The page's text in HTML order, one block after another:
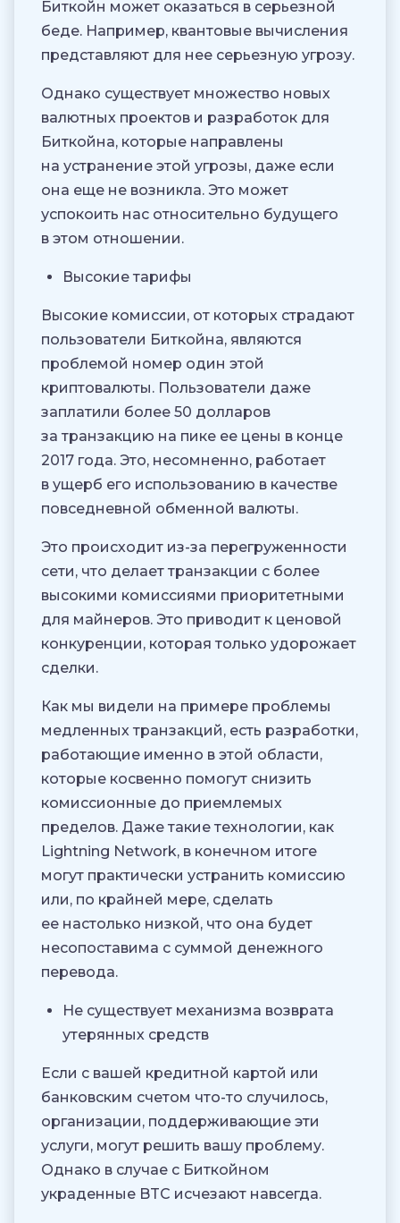
Биткойн может оказаться в серьезной
беде. Например, квантовые вычисления
представляют для нее серьезную угрозу.
Однако существует множество новых
валютных проектов и разработок для
Биткойна, которые направлены
на устранение этой угрозы, даже если
она еще не возникла. Это может
успокоить нас относительно будущего
в этом отношении.
Высокие тарифы
Высокие комиссии, от которых страдают
пользователи Биткойна, являются
проблемой номер один этой
криптовалюты. Пользователи даже
заплатили более 50 долларов
за транзакцию на пике ее цены в конце
2017 года. Это, несомненно, работает
в ущерб его использованию в качестве
повседневной обменной валюты.
Это происходит из-за перегруженности
сети, что делает транзакции с более
высокими комиссиями приоритетными
для майнеров. Это приводит к ценовой
конкуренции, которая только удорожает
сделки.
Как мы видели на примере проблемы
медленных транзакций, есть разработки,
работающие именно в этой области,
которые косвенно помогут снизить
комиссионные до приемлемых
пределов. Даже такие технологии, как
Lightning Network, в конечном итоге
могут практически устранить комиссию
или, по крайней мере, сделать
ее настолько низкой, что она будет
несопоставима с суммой денежного
перевода.
Не существует механизма возврата
утерянных средств
Если с вашей кредитной картой или
банковским счетом что-то случилось,
организации, поддерживающие эти
услуги, могут решить вашу проблему.
Однако в случае с Биткойном
украденные BTC исчезают навсегда.